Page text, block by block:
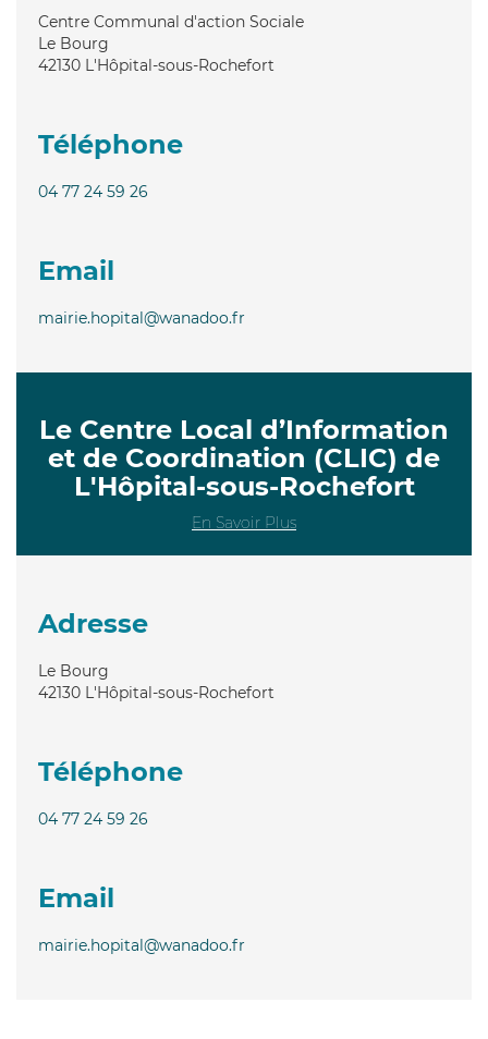
Centre Communal d'action Sociale
Le Bourg
42130 L'Hôpital-sous-Rochefort
Téléphone
04 77 24 59 26
Email
mairie.hopital@wanadoo.fr
Le Centre Local d’Information
et de Coordination (CLIC) de
L'Hôpital-sous-Rochefort
En Savoir Plus
Adresse
Le Bourg
42130 L'Hôpital-sous-Rochefort
Téléphone
04 77 24 59 26
Email
mairie.hopital@wanadoo.fr